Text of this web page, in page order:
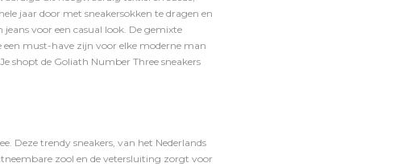
jaar door met sneakersokken te dragen en
voor een casual look. De gemixte
must-have zijn voor elke moderne man
shopt de Goliath Number Three sneakers
Deze trendy sneakers, van het Nederlands
zool en de vetersluiting zorgt voor